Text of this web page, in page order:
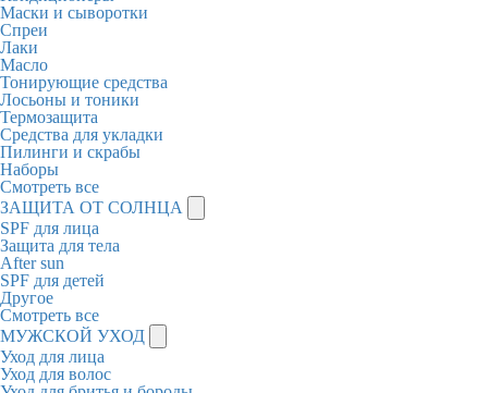
Маски и сыворотки
Спреи
Лаки
Масло
Тонирующие средства
Лосьоны и тоники
Термозащита
Средства для укладки
Пилинги и скрабы
Наборы
Смотреть все
ЗАЩИТА ОТ СОЛНЦА
SPF для лица
Защита для тела
After sun
SPF для детей
Другое
Смотреть все
МУЖСКОЙ УХОД
Уход для лица
Уход для волос